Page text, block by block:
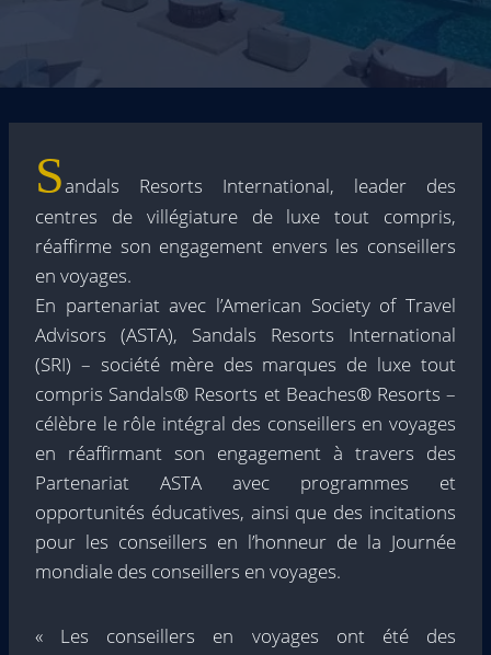
Sandals Resorts International, leader des
centres de villégiature de luxe tout compris,
réaffirme son engagement envers les conseillers
en voyages.
En partenariat avec l’American Society of Travel
Advisors (ASTA), Sandals Resorts International
(SRI) – société mère des marques de luxe tout
compris Sandals® Resorts et Beaches® Resorts –
célèbre le rôle intégral des conseillers en voyages
en réaffirmant son engagement à travers des
Partenariat ASTA avec programmes et
opportunités éducatives, ainsi que des incitations
pour les conseillers en l’honneur de la Journée
mondiale des conseillers en voyages.
« Les conseillers en voyages ont été des